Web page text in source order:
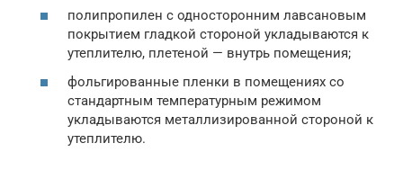
полипропилен с односторонним лавсановым
покрытием гладкой стороной укладываются к
утеплителю, плетеной — внутрь помещения;
фольгированные пленки в помещениях со
стандартным температурным режимом
укладываются металлизированной стороной к
утеплителю.